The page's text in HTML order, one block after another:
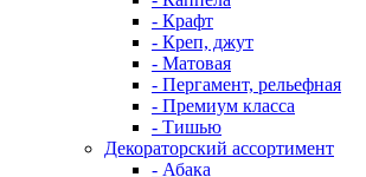
- Крафт
- Креп, джут
- Матовая
- Пергамент, рельефная
- Премиум класса
- Тишью
Декораторский ассортимент
- Абака